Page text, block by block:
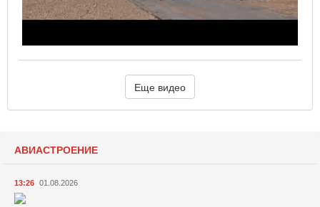
Еще видео
АВИАСТРОЕНИЕ
13:26 01.08.2026